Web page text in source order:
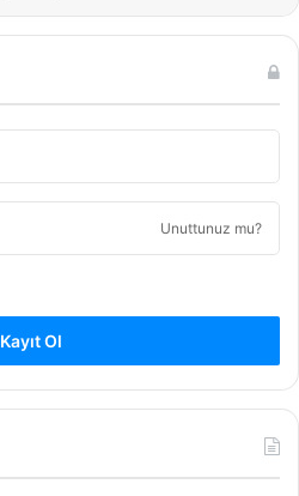
Unuttunuz mu?
Kayıt Ol